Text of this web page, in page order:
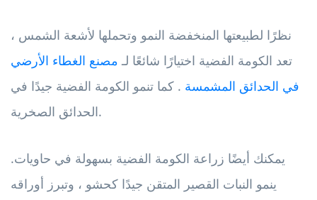
نظرًا لطبيعتها المنخفضة النمو وتحملها لأشعة الشمس ،
تعد الكومة الفضية اختيارًا شائعًا لـ مصنع الغطاء الأرضي
في الحدائق المشمسة . كما تنمو الكومة الفضية جيدًا في
الحدائق الصخرية.
يمكنك أيضًا زراعة الكومة الفضية بسهولة في حاويات.
ينمو النبات القصير المتقن جيدًا كحشو ، وتبرز أوراقه